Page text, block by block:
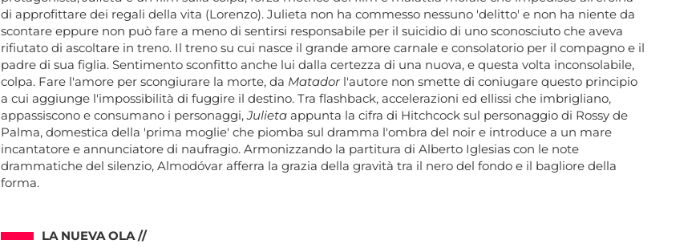
di approfittare dei regali della vita (Lorenzo). Julieta non ha commesso nessuno 'delitto' e non ha niente da
scontare eppure non può fare a meno di sentirsi responsabile per il suicidio di uno sconosciuto che aveva
rifiutato di ascoltare in treno. Il treno su cui nasce il grande amore carnale e consolatorio per il compagno e il
padre di sua figlia. Sentimento sconfitto anche lui dalla certezza di una nuova, e questa volta inconsolabile,
colpa. Fare l'amore per scongiurare la morte, da Matadorl'autore non smette di coniugare questo principio
a cui aggiunge l'impossibilità di fuggire il destino. Tra flashback, accelerazioni ed ellissi che imbrigliano,
appassiscono e consumano i personaggi,Julieta appunta la cifra di Hitchcock sul personaggio di Rossy de
Palma, domestica della 'prima moglie' che piomba sul dramma l'ombra del noir e introduce a un mare
incantatore e annunciatore di naufragio. Armonizzando la partitura di Alberto Iglesias con le note
drammatiche del silenzio, Almodóvar afferra la grazia della gravità tra il nero del fondo e il bagliore della
forma.
LA NUEVA OLA //